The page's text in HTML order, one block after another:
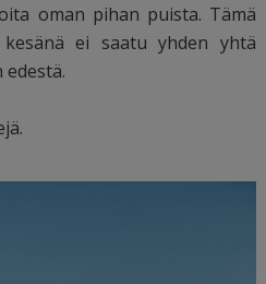
oman pihan puista. Tämä
ei saatu yhden yhtä